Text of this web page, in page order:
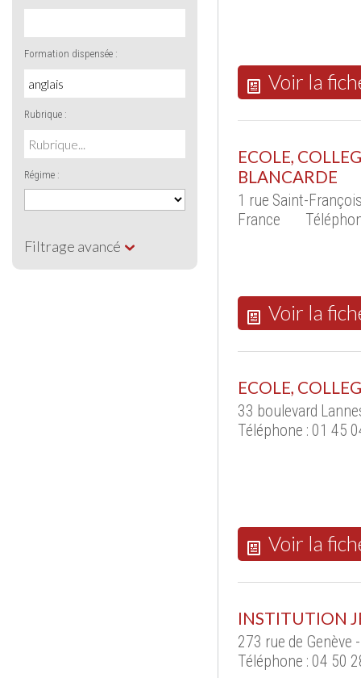
Formation dispensée :
Rubrique :
Régime :
Filtrage avancé
Voir la
ECOLE,
BLANCARDE
1 rue Saint-
France
Voir la
ECOLE,
33 boulevard
Téléphone : 01 45
Voir la
INSTITUTION
273 rue de Genève
Téléphone : 04 50